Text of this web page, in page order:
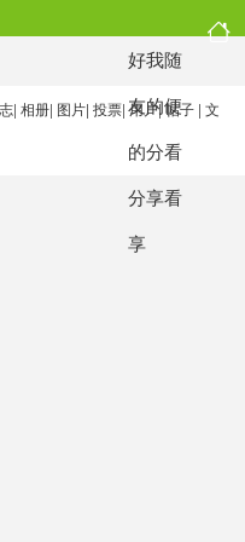
好
友
的
分
享
我
的
分
享
随
便
看
看
| 相册| 图片| 投票| 用户|帖子 | 文